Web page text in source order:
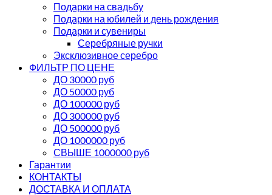
Подарки на свадьбу
Подарки на юбилей и день рождения
Подарки и сувениры
Серебряные ручки
Эксклюзивное серебро
ФИЛЬТР ПО ЦЕНЕ
ДО 30000 руб
ДО 50000 руб
ДО 100000 руб
ДО 300000 руб
ДО 500000 руб
ДО 1000000 руб
СВЫШЕ 1000000 руб
Гарантии
КОНТАКТЫ
ДОСТАВКА И ОПЛАТА